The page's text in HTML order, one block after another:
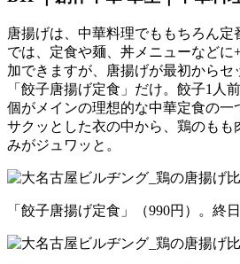
唐揚げは、中華料理でももちろん定
では、定食や麺、丼メニューなどに
加できますが、唐揚げが最初からセ
「餃子唐揚げ定食」だけ。餃子1人
個がメインの理想的な中華定食の一
サクッとした衣の中から、鶏のもも
みがジュワッと。
「餃子唐揚げ定食」（990円）。終